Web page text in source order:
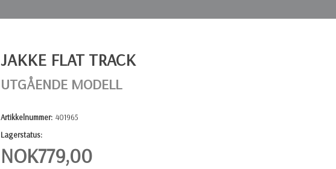
JAKKE FLAT TRACK
UTGÅENDE MODELL
Artikkelnummer: 401965
Lagerstatus:
NOK779,00